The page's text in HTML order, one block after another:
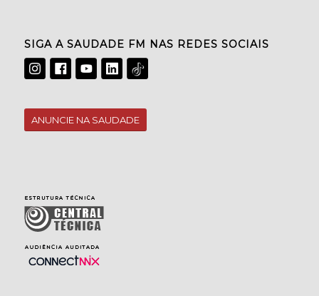
SIGA A SAUDADE FM NAS REDES SOCIAIS
ANUNCIE NA SAUDADE